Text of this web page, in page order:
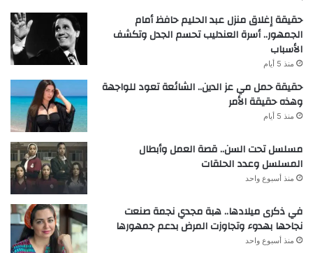
حقيقة إغلاق منزل عبد الحليم حافظ أمام
الجمهور.. أسرة العندليب تحسم الجدل وتكشف
الأسباب
منذ 5 أيام
حقيقة حمل مي عز الدين.. الشائعة تعود للواجهة
وهذه حقيقة الأمر
منذ 5 أيام
مسلسل تحت السن.. قصة العمل وأبطال
المسلسل وعدد الحلقات
منذ أسبوع واحد
في ذكرى ميلادها.. هبة مجدي نجمة صنعت
نجاحها بهدوء وتجاوزت المرض بدعم جمهورها
منذ أسبوع واحد